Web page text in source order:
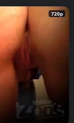
720p